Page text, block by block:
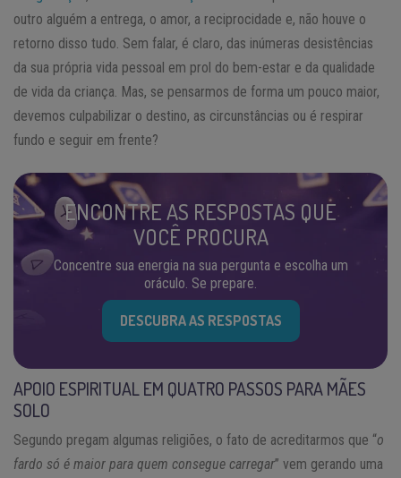
outro alguém a entrega, o amor, a reciprocidade e, não houve o
retorno disso tudo. Sem falar, é claro, das inúmeras desistências
da sua própria vida pessoal em prol do bem-estar e da qualidade
de vida da criança. Mas, se pensarmos de forma um pouco maior,
devemos culpabilizar o destino, as circunstâncias ou é respirar
fundo e seguir em frente?
ENCONTRE AS RESPOSTAS QUE
VOCÊ PROCURA
Concentre sua energia na sua pergunta e escolha um
oráculo. Se prepare.
DESCUBRA AS RESPOSTAS
APOIO ESPIRITUAL EM QUATRO PASSOS PARA MÃES
SOLO
Segundo pregam algumas religiões, o fato de acreditarmos que “o
fardo só é maior para quem consegue carregar” vem gerando uma